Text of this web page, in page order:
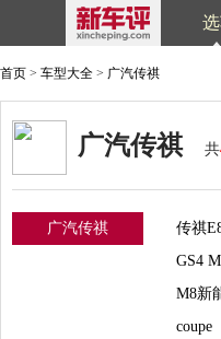
首页 > 车型大全 > 广汽传祺
广汽传祺 共
广汽传祺 传祺
GS4
M8新
coupe